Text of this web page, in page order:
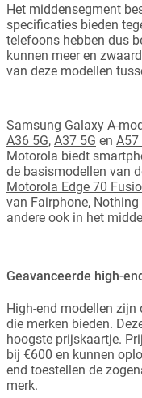
Het middensegment
specificaties bieden
telefoons hebben dus
kunnen meer en
van deze modellen
Samsung Galaxy A-
A36 5G, A37 5G en A57
Motorola biedt
de basismodellen van
Motorola Edge 70
van Fairphone, Nothing
andere ook in het
Geavanceerde high-
High-end modellen zijn
die merken bieden.
hoogste prijskaartje.
bij €600 en kunnen
end toestellen de
merk.